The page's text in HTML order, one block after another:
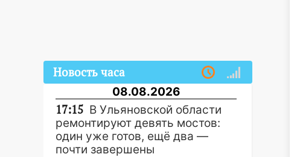
Новость часа
08.08.2026
17:15 В Ульяновской области
ремонтируют девять мостов:
один уже готов, ещё два —
почти завершены